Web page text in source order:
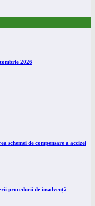
2026
schemei de compensare a accizei
procedurii de insolvență